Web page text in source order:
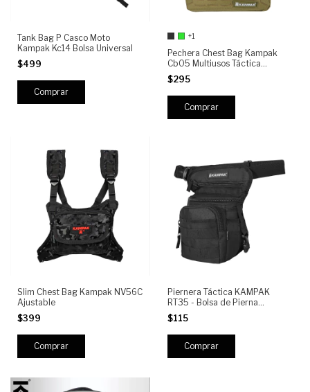
Tank Bag P Casco Moto
Kampak Kc14 Bolsa Universal
$499
+1
Pechera Chest Bag Kampak
Cb05 Multiusos Táctica
Multiusos Mochila Repartidor
$295
Comprar
Slim Chest Bag Kampak NV56C
Ajustable
$399
Piernera Táctica KAMPAK
RT35 - Bolsa de Pierna
Multifuncional, MOLLE,
Impermeable, EDC, Moto,
Outdoor
$115